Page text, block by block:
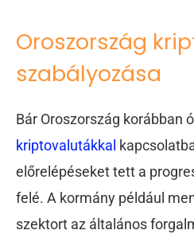
Oroszország
szabályozása
Bár Oroszország korábban
kriptovalutákkal
előrelépéseket tett a
felé. A kormány például
szektort az általános